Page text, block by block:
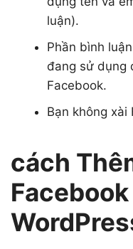
luận).
Phần bình
đang sử dụng
Facebook.
Bạn không xài
cách